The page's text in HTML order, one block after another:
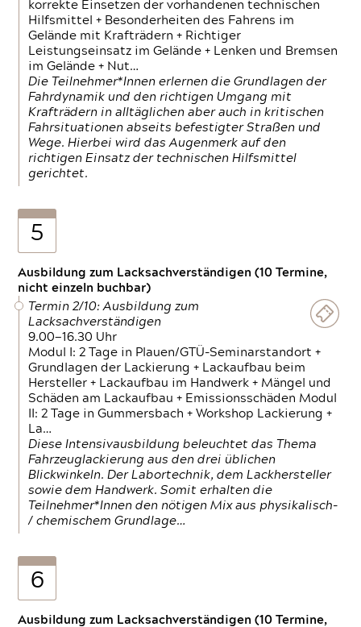
korrekte Einsetzen der vorhandenen technischen
Hilfsmittel + Besonderheiten des Fahrens im
Gelände mit Krafträdern + Richtiger
Leistungseinsatz im Gelände + Lenken und Bremsen
im Gelände + Nut…
Die Teilnehmer*Innen erlernen die Grundlagen der
Fahrdynamik und den richtigen Umgang mit
Krafträdern in alltäglichen aber auch in kritischen
Fahrsituationen abseits befestigter Straßen und
Wege. Hierbei wird das Augenmerk auf den
richtigen Einsatz der technischen Hilfsmittel
gerichtet.
5
Ausbildung zum Lacksachverständigen (10 Termine,
nicht einzeln buchbar)
Termin 2/10: Ausbildung zum
Lacksachverständigen
9.00—16.30 Uhr
Modul I: 2 Tage in Plauen/GTÜ-Seminarstandort +
Grundlagen der Lackierung + Lackaufbau beim
Hersteller + Lackaufbau im Handwerk + Mängel und
Schäden am Lackaufbau + Emissionsschäden Modul
II: 2 Tage in Gummersbach + Workshop Lackierung +
La…
Diese Intensivausbildung beleuchtet das Thema
Fahrzeuglackierung aus den drei üblichen
Blickwinkeln. Der Labortechnik, dem Lackhersteller
sowie dem Handwerk. Somit erhalten die
Teilnehmer*Innen den nötigen Mix aus physikalisch-
/ chemischem Grundlage…
6
Ausbildung zum Lacksachverständigen (10 Termine,